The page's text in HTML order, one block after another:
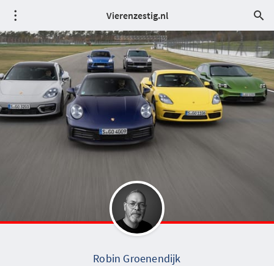
Vierenzestig.nl
Robin Groenendijk